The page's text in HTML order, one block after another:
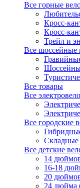
Все горные
Кросс-
Кросс-
Трейл и
Все шоссейные
Все товары
Все
Все городские
Все детские
14
16-18
20
24 дюйма